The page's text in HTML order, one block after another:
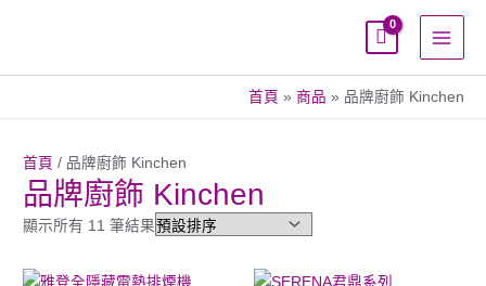
首頁 商品 品牌廚飾 Kinchen
首頁 / 品牌廚飾 Kinchen
品牌廚飾 Kinchen
顯示所有 11 筆結果